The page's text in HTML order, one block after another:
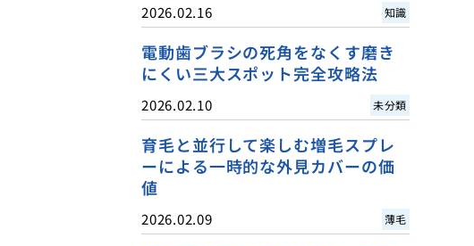
2026.02.16 知識
電動歯ブラシの死角をなくす磨き
にくい三大スポット完全攻略法
2026.02.10 未分類
育毛と並行して楽しむ増毛スプレ
ーによる一時的な外見カバーの価
値
2026.02.09 薄毛